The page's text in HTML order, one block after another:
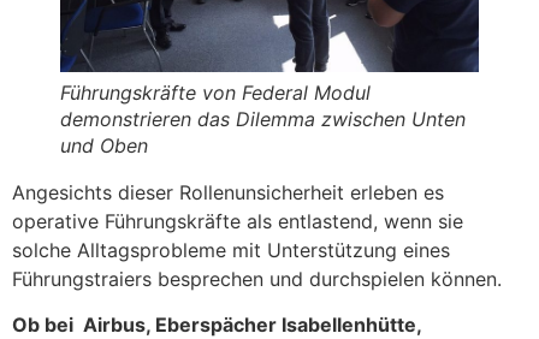
Führungskräfte von Federal Modul
demonstrieren das Dilemma zwischen Unten
und Oben
Angesichts dieser Rollenunsicherheit erleben es
operative Führungskräfte als entlastend, wenn sie
solche Alltagsprobleme mit Unterstützung eines
Führungstraiers besprechen und durchspielen können.
Ob bei Airbus, Eberspächer Isabellenhütte,